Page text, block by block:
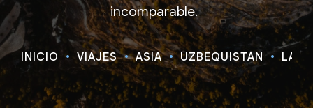
incomparable.
INICIO VIAJES ASIA UZBEQUISTÁN LA